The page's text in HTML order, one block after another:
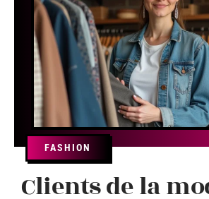
FASHION
Clients de la